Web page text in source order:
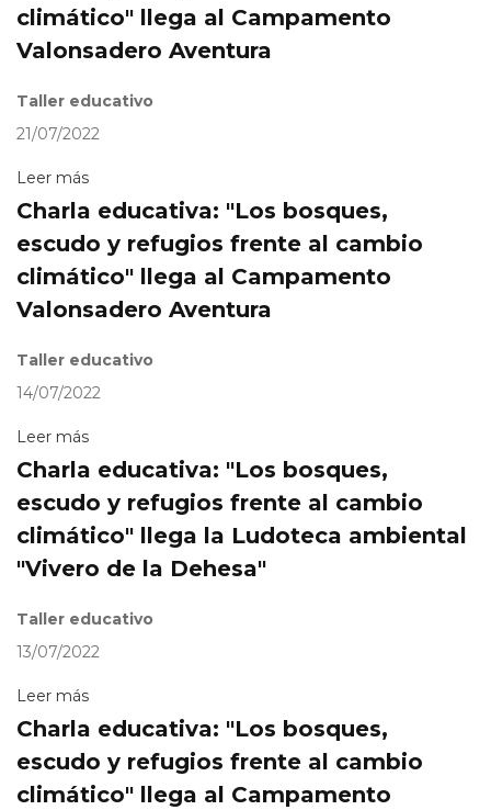
climático" llega al Campamento
Valonsadero Aventura
Taller educativo
21/07/2022
Leer más
Charla educativa: "Los bosques,
escudo y refugios frente al cambio
climático" llega al Campamento
Valonsadero Aventura
Taller educativo
14/07/2022
Leer más
Charla educativa: "Los bosques,
escudo y refugios frente al cambio
climático" llega la Ludoteca ambiental
"Vivero de la Dehesa"
Taller educativo
13/07/2022
Leer más
Charla educativa: "Los bosques,
escudo y refugios frente al cambio
climático" llega al Campamento